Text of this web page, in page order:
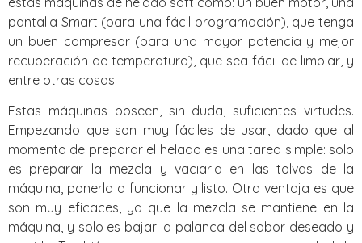
pantalla Smart (para una fácil programación), que tenga
un buen compresor (para una mayor potencia y mejor
recuperación de temperatura), que sea fácil de limpiar, y
entre otras cosas.
Estas máquinas poseen, sin duda, suficientes virtudes.
Empezando que son muy fáciles de usar, dado que al
momento de preparar el helado es una tarea simple: solo
es preparar la mezcla y vaciarla en las tolvas de la
máquina, ponerla a funcionar y listo. Otra ventaja es que
son muy eficaces, ya que la mezcla se mantiene en la
máquina, y solo es bajar la palanca del sabor deseado y